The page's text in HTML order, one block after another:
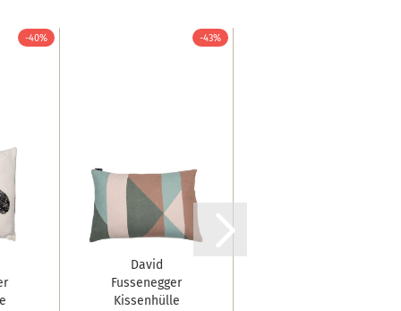
-40% -43%
David
Fussenegger
Kissenhülle